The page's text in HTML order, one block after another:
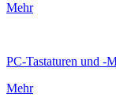
Mehr
PC-Tastaturen und -
Mehr